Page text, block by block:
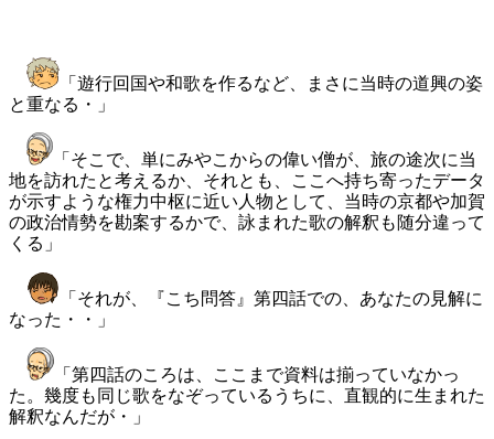
「遊行回国や和歌を作るなど、まさに当時の道興の姿
と重なる・」
「そこで、単にみやこからの偉い僧が、旅の途次に当
地を訪れたと考えるか、それとも、ここへ持ち寄ったデータ
が示すような権力中枢に近い人物として、当時の京都や加賀
の政治情勢を勘案するかで、詠まれた歌の解釈も随分違って
くる」
「それが、『こち問答』第四話での、あなたの見解に
なった・・」
「第四話のころは、ここまで資料は揃っていなかっ
た。幾度も同じ歌をなぞっているうちに、直観的に生まれた
解釈なんだが・」